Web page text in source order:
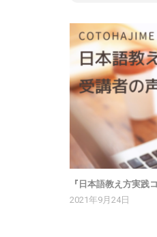
『日本語教え方実践
2021年9月24日